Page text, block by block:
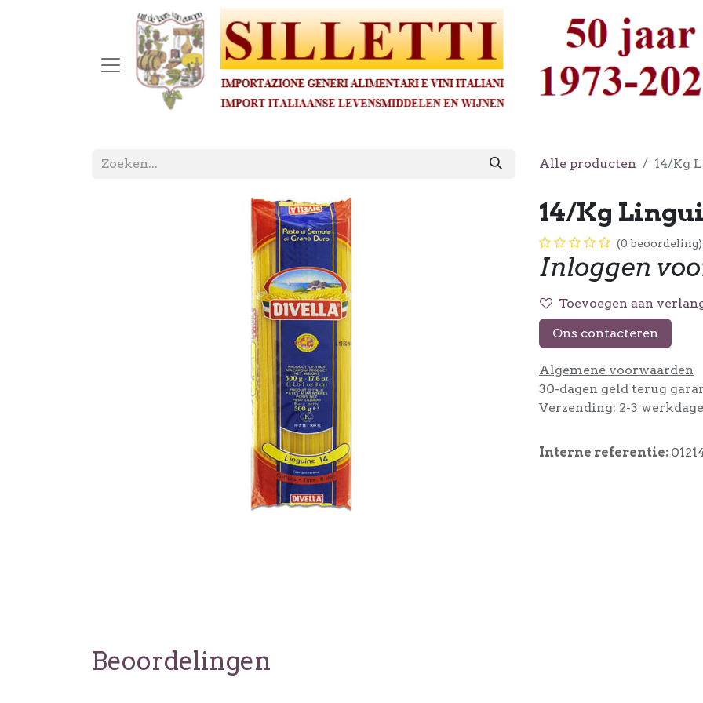
Alle producten 14/Kg
14/Kg
(0 beoordeling)
Inloggen
Toevoegen aan
Ons contacteren
Algemene voorwaarden
30-dagen geld terug
Verzending: 2-3
Interne referentie:
Beoordelingen